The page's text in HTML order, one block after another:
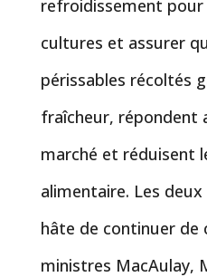
refroidissement
cultures et assurer
périssables récoltés
fraîcheur, répondent
marché et réduisent
alimentaire. Les
hâte de continuer de
ministres MacAulay,